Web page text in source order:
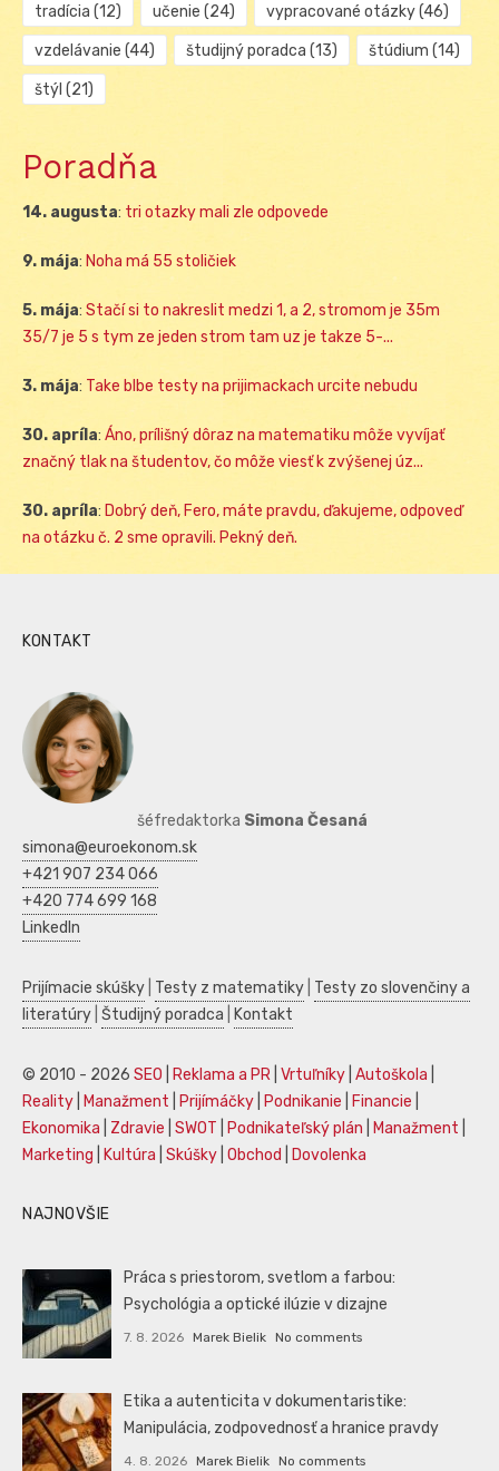
tradícia (12) učenie (24) vypracované otázky(46)
vzdelávanie (44) študijný poradca (13) štúdium (14)
štýl (21)
Poradňa
14. augusta: tri otazky mali zle odpovede
9. mája: Noha má 55 stoličiek
5. mája: Stačí si to nakreslit medzi 1, a 2, stromom je 35m
35/7 je 5 s tym ze jeden strom tam uz je takze 5-...
3. mája: Take blbe testy na prijimackach urcite nebudu
30. apríla: Áno, prílišný dôraz na matematiku môže vyvíjať
značný tlak na študentov, čo môže viesť k zvýšenej úz...
30. apríla: Dobrý deň, Fero, máte pravdu, ďakujeme, odpoveď
na otázku č. 2 sme opravili. Pekný deň.
KONTAKT
šéfredaktorka Simona Česaná
simona@euroekonom.sk
+421 907 234 066
+420 774 699 168
LinkedIn
Prijímacie skúšky Testy z matematiky Testy zo slovenčiny a
literatúry Študijný poradca Kontakt
© 2010 - 2026 SEO Reklama a PR Vrtuľníky Autoškola
Reality
Manažment Prijímáčky Podnikanie Financie
Ekonomika
Zdravie SWOT Podnikateľský plán Manažment
Marketing
Kultúra Skúšky Obchod Dovolenka
NAJNOVŠIE
Práca s priestorom, svetlom a farbou:
Psychológia a optické ilúzie v dizajne
7. 8. 2026 Marek Bielik No comments
Etika a autenticita v dokumentaristike:
Manipulácia, zodpovednosť a hranice pravdy
4. 8. 2026 Marek Bielik No comments